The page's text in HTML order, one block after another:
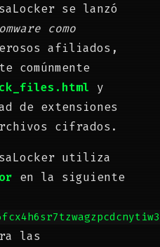
se lanzó
como
afiliados,
comúnmente
y
de extensiones
cifrados.
utiliza
en la siguiente
las